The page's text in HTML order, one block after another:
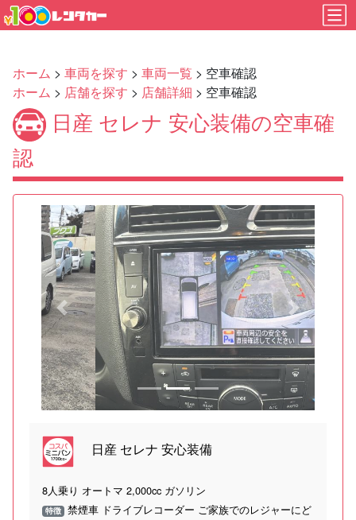
ホーム > 車両を探す > 車両一覧 > 空車確認
ホーム > 店舗を探す > 店舗詳細 > 空車確認
日産 セレナ 安心装備の空車確
認
Previous Next
日産 セレナ 安心装備
8人乗り オートマ 2,000cc ガソリン
特徴 禁煙車 ドライブレコーダー ご家族でのレジャーにど